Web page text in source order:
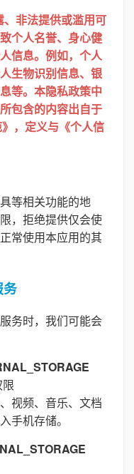
非法提供或滥用可
个人名誉、身心健
信息。例如，个人
生物识别信息、银
等。本隐私政策中
包含的内容出自于
，定义与《个人信
等相关功能的地
，拒绝提供仅会使
常使用本应用的其
务
务时，我们可能会
视频、音乐、文档
手机存储。